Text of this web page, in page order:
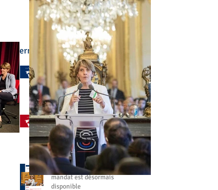
Derniers articles :
🌍 L'enseignement
français à l'étranger a été
au cœur de mon
engagement
il y a 3 jours
🤝 Aller à votre rencontre,
partout dans le monde
📘 Mon bilan de fin de
mandat est désormais
disponible